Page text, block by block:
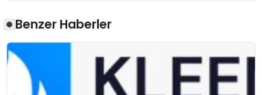
Benzer Haberler